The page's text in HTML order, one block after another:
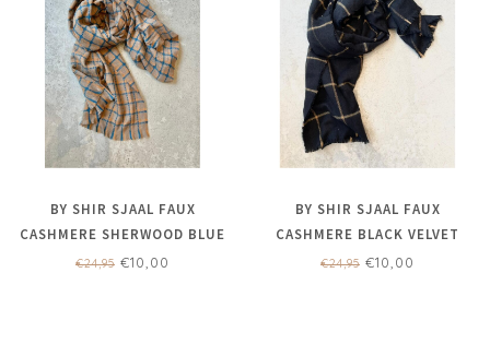
BY SHIR SJAAL FAUX
CASHMERE SHERWOOD BLUE
€24,95 €10,00
BY SHIR SJAAL FAUX
CASHMERE BLACK VELVET
€24,95 €10,00